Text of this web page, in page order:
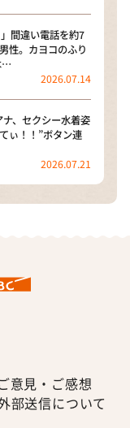
間違い電話を約7
性。カヨコのふり
…
2026.07.14
ナ、セクシー水着姿
ぃ！！”ボタン連
2026.07.21
意見・ご感想
部送信について